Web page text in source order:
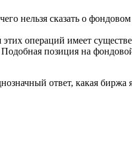
нельзя сказать о
операций имеет
позиция на
ответ, какая